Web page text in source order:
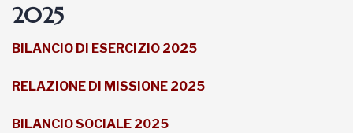
2025
BILANCIO DI ESERCIZIO 2025
RELAZIONE DI MISSIONE 2025
BILANCIO SOCIALE 2025